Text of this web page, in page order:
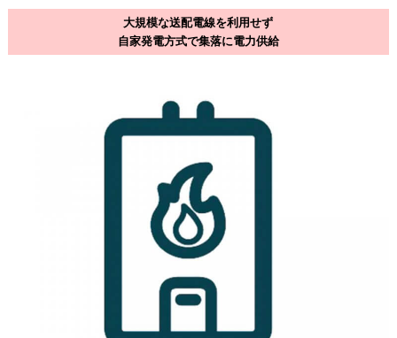
大規模な送配電線を利用せず
自家発電方式で集落に電力供給